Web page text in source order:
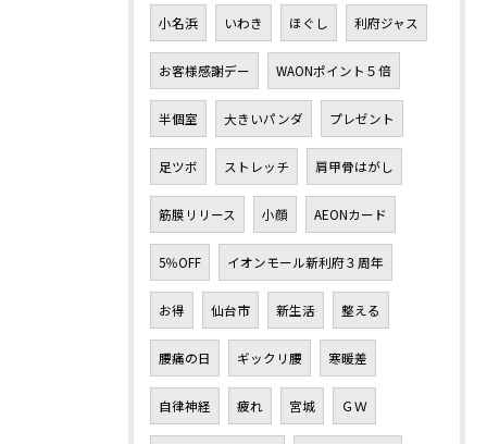
小名浜 いわき ほぐし 利府ジャス
お客様感謝デー WAONポイント５倍
半個室 大きいパンダ プレゼント
足ツボ ストレッチ 肩甲骨はがし
筋膜リリース 小顔 AEONカード
5％OFF イオンモール新利府３周年
お得 仙台市 新生活 整える
腰痛の日 ギックリ腰 寒暖差
自律神経 疲れ 宮城 ＧＷ